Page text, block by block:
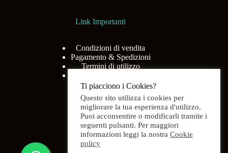
Link Importanti
Condizioni di vendita
Pagamento & Spedizioni
Termini di utilizzo
Menù
Ti piacciono i Cookies?
Questo sito utilizza i cookies per
migliorare la tua esperienza d'utilizzo.
Puoi acconsentire o modificarli tramite i
seguenti pulsanti. Per maggiori
informazioni leggi la nostra Cookie
policy